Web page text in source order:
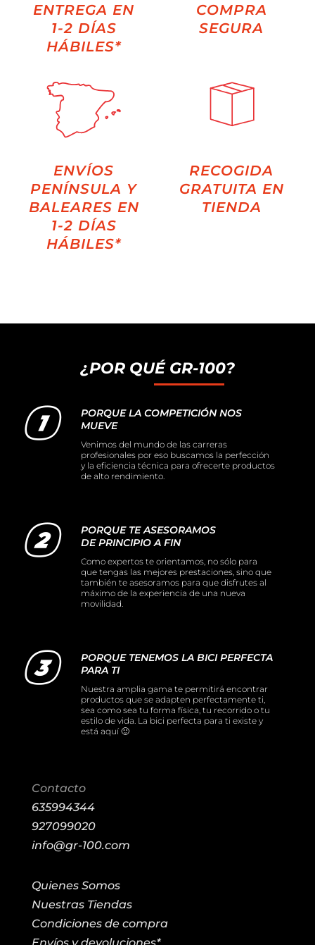
ENTREGA EN
1-2 DÍAS
HÁBILES*
COMPRA
SEGURA
ENVÍOS
PENÍNSULA Y
BALEARES EN
1-2 DÍAS
HÁBILES*
RECOGIDA
GRATUITA EN
TIENDA
¿POR QUÉ GR-100?
PORQUE LA COMPETICIÓN NOS
MUEVE
Venimos del mundo de las carreras
profesionales por eso buscamos la perfección
y la eficiencia técnica para ofrecerte productos
de alto rendimiento.
PORQUE TE ASESORAMOS
DE PRINCIPIO A FIN
Como expertos te orientamos, no sólo para
que tengas las mejores prestaciones, sino que
también te asesoramos para que disfrutes al
máximo de la experiencia de una nueva
movilidad.
PORQUE TENEMOS LA BICI PERFECTA
PARA TI
Nuestra amplia gama te permitirá encontrar
productos que se adapten perfectamente ti,
sea como sea tu forma física, tu recorrido o tu
estilo de vida. La bici perfecta para ti existe y
está aquí 🙂
Contacto
635994344
927099020
info@gr-100.com
Quienes Somos
Nuestras Tiendas
Condiciones de compra
Envíos y devoluciones*